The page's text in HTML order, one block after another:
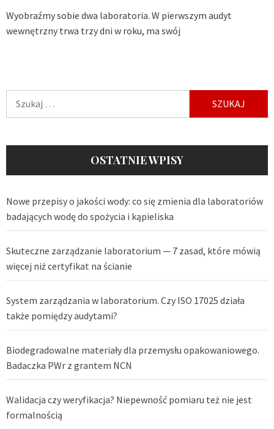
Wyobraźmy sobie dwa laboratoria. W pierwszym audyt
wewnętrzny trwa trzy dni w roku, ma swój
OSTATNIE WPISY
Nowe przepisy o jakości wody: co się zmienia dla laboratoriów
badających wodę do spożycia i kąpieliska
Skuteczne zarządzanie laboratorium — 7 zasad, które mówią
więcej niż certyfikat na ścianie
System zarządzania w laboratorium. Czy ISO 17025 działa
także pomiędzy audytami?
Biodegradowalne materiały dla przemysłu opakowaniowego.
Badaczka PWr z grantem NCN
Walidacja czy weryfikacja? Niepewność pomiaru też nie jest
formalnością